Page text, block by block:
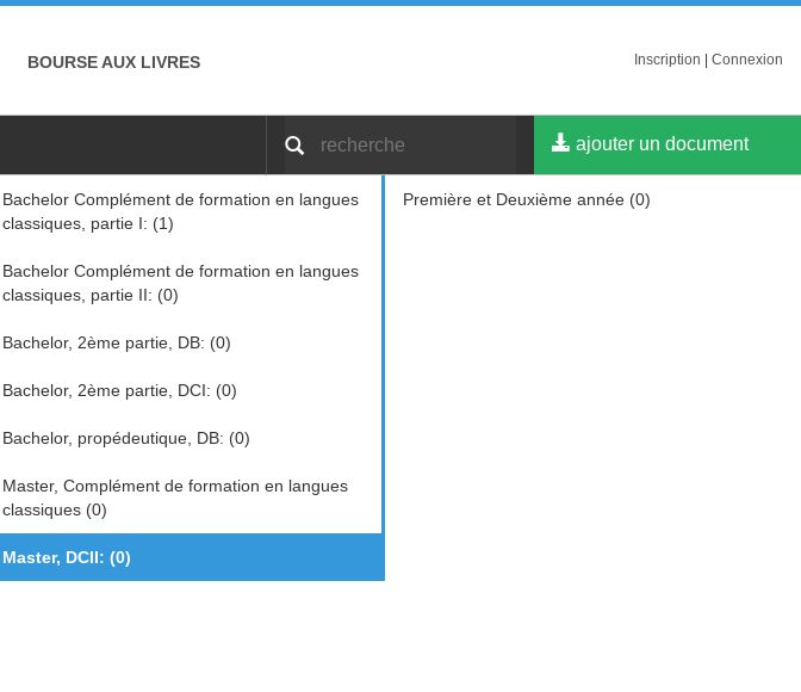
BOURSE AUX LIVRES Inscription Connexion
ajouter un document
Bachelor Complément de formation en langues
classiques, partie I: (1)
Bachelor Complément de formation en langues
classiques, partie II: (0)
Bachelor, 2ème partie, DB: (0)
Bachelor, 2ème partie, DCI: (0)
Bachelor, propédeutique, DB: (0)
Master, Complément de formation en langues
classiques (0)
Master, DCII: (0)
Première et Deuxième année (0)